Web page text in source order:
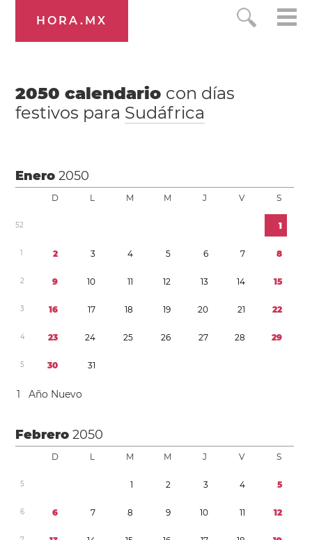
HORA.MX
2050 calendario con días
festivos para Sudáfrica
Enero2050
D L M M J V S
52 1
1 2 3 4 5 6 7 8
2 9 10 11 12 13 14 15
3 16 17 18 19 20 21 22
4 23 24 25 26 27 28 29
5 30 31
1 Año Nuevo
Febrero2050
D L M M J V S
5 1 2 3 4 5
6 6 7 8 9 10 11 12